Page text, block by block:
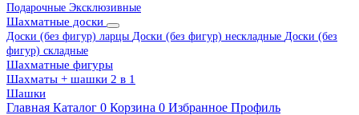
Подарочные Эксклюзивные
Шахматные доски
Доски (без фигур) ларцы Доски (без фигур) нескладные Доски (без
фигур) складные
Шахматные фигуры
Шахматы + шашки 2 в 1
Шашки
Главная Каталог 0 Корзина 0 Избранное Профиль